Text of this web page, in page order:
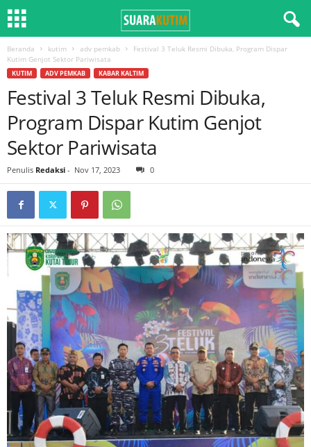
Beranda kutim adv pemkab
Festival 3 Teluk Resmi Dibuka, Program Dispar
Kutim Genjot Sektor Pariwisata
KUTIM ADV PEMKAB KABAR KALTIM
Festival 3 Teluk Resmi Dibuka,
Program Dispar Kutim Genjot
Sektor Pariwisata
Penulis Redaksi - Nov 17, 2023 0